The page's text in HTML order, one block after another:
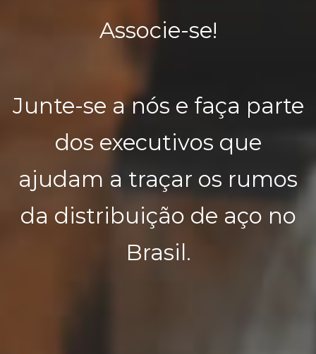
Associe-se!
Junte-se a nós e faça parte
dos executivos que
ajudam a traçar os rumos
da distribuição de aço no
Brasil.